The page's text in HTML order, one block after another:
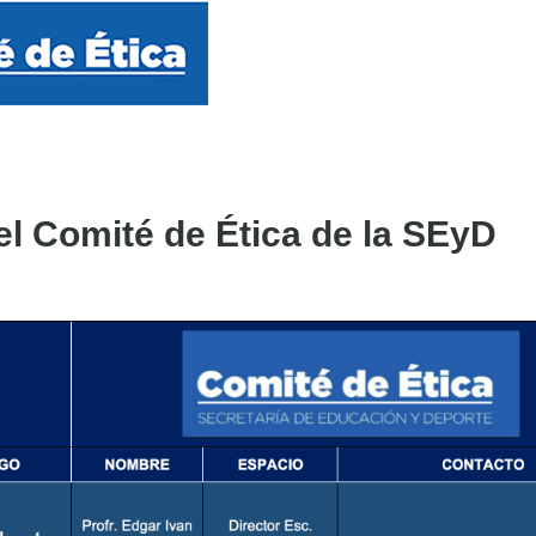
Comité de Ética de la SEyD